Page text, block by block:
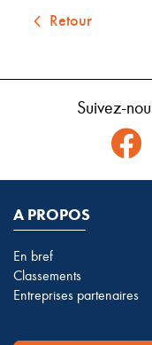
Retour
Suivez-
A PROPOS
En bref
Classements
Entreprises partenaires